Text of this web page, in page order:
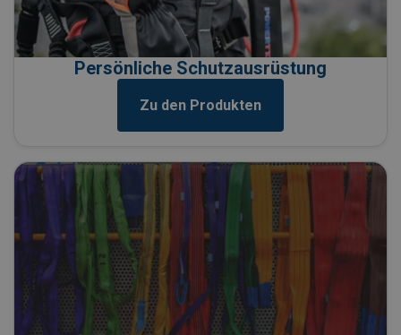
Persönliche Schutzausrüstung
Zu den Produkten